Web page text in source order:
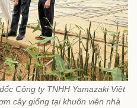
Công ty TNHH Yamazaki Việt
cây giống tại khuôn viên nhà